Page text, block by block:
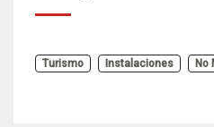
Turismo Instalaciones No